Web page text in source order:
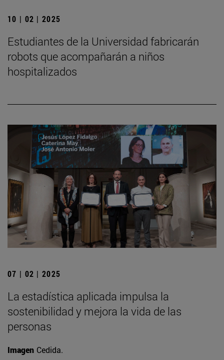
10 | 02 | 2025
Estudiantes de la Universidad fabricarán
robots que acompañarán a niños
hospitalizados
07 | 02 | 2025
La estadística aplicada impulsa la
sostenibilidad y mejora la vida de las
personas
Imagen Cedida.